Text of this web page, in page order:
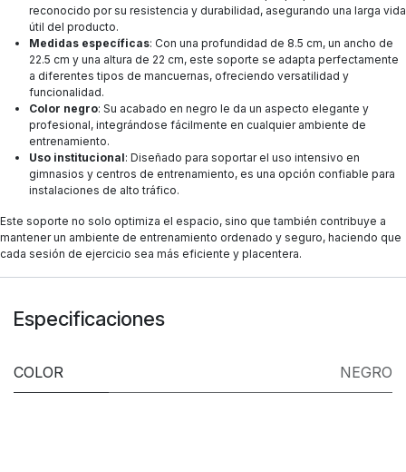
reconocido por su resistencia y durabilidad, asegurando una larga vida
útil del producto.
Medidas específicas: Con una profundidad de 8.5 cm, un ancho de
22.5 cm y una altura de 22 cm, este soporte se adapta perfectamente
a diferentes tipos de mancuernas, ofreciendo versatilidad y
funcionalidad.
Color negro: Su acabado en negro le da un aspecto elegante y
profesional, integrándose fácilmente en cualquier ambiente de
entrenamiento.
Uso institucional: Diseñado para soportar el uso intensivo en
gimnasios y centros de entrenamiento, es una opción confiable para
instalaciones de alto tráfico.
Este soporte no solo optimiza el espacio, sino que también contribuye a
mantener un ambiente de entrenamiento ordenado y seguro, haciendo que
cada sesión de ejercicio sea más eficiente y placentera.
Especificaciones
COLOR NEGRO